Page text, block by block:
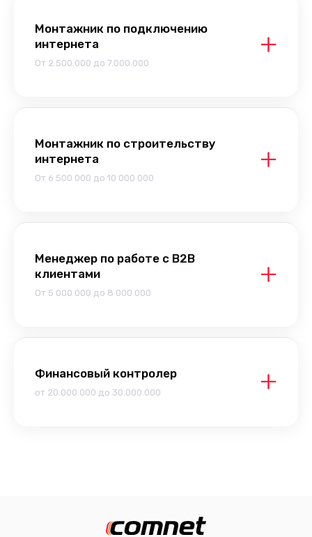
Монтажник по подключению
интернета
От 2.500.000 до 7.000.000
Монтажник по строительству
интернета
От 6 500 000 до 10 000 000
Менеджер по работе с B2B
клиентами
От 5 000 000 до 8 000 000
Финансовый контролер
от 20.000.000 до 30.000.000